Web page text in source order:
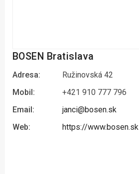
BOSEN Bratislava
Adresa:
Ružinovská 42
Mobil:
+421 910 777 796
Email:
janci@bosen.sk
Web:
https://www.bosen.sk